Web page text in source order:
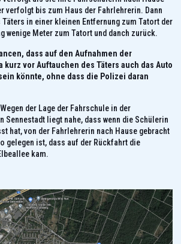
verfolgt bis zum Haus der Fahrlehrerin. Dann
Täters in einer kleinen Entfernung zum Tatort der
wenige Meter zum Tatort und danch zurück.
dass auf den Aufnahmen der
kurz vor Auftauchen des Täters auch das Auto
könnte, ohne dass die Polizei daran
der Lage der Fahrschule in der
Sennestadt liegt nahe, dass wenn die Schülerin
hat, von der Fahrlehrerin nach Hause gebracht
gelegen ist, dass auf der Rückfahrt die
kam.